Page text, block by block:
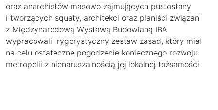
oraz anarchistów masowo zajmujących pustostany
i tworzących squaty, architekci oraz planiści związani
z Międzynarodową Wystawą Budowlaną IBA
wypracowali rygorystyczny zestaw zasad, który miał
na celu ostateczne pogodzenie koniecznego rozwoju
metropolii z nienaruszalnością jej lokalnej tożsamości.